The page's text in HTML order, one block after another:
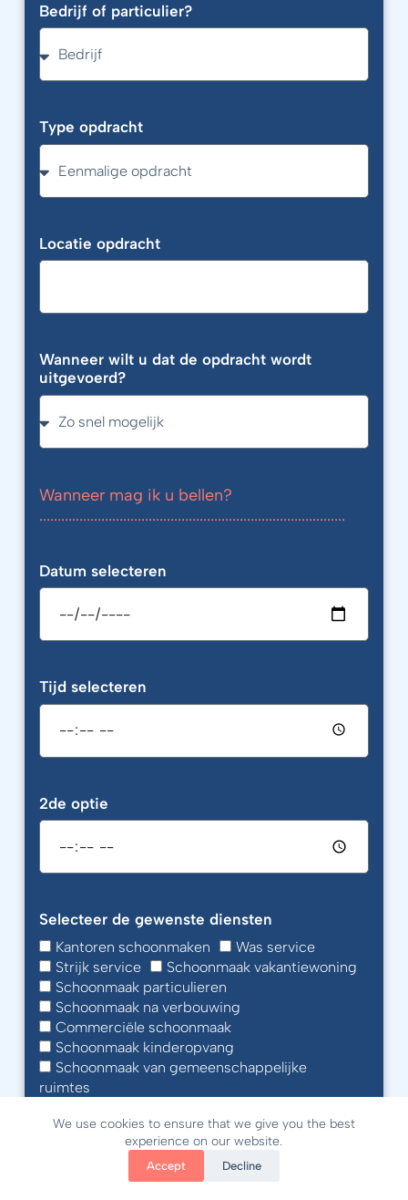
We use cookies to ensure that we give you the best
experience on our website.
Accept Decline
Bedrijf of particulier?
Type opdracht
Locatie opdracht
Wanneer wilt u dat de opdracht wordt
uitgevoerd?
Wanneer mag ik u bellen?
....................................................................................
Datum selecteren
Tijd selecteren
2de optie
Selecteer de gewenste diensten
Kantoren schoonmaken
Was service
Strijk service
Schoonmaak vakantiewoning
Schoonmaak particulieren
Schoonmaak na verbouwing
Commerciële schoonmaak
Schoonmaak kinderopvang
Schoonmaak van gemeenschappelijke
ruimtes
Restaurant Schoonmaak
Dieptereiniging
Schoonmaak nieuwbouw
Rolluiken
Schoonmaak dakgoten
Auto wassen aan huis